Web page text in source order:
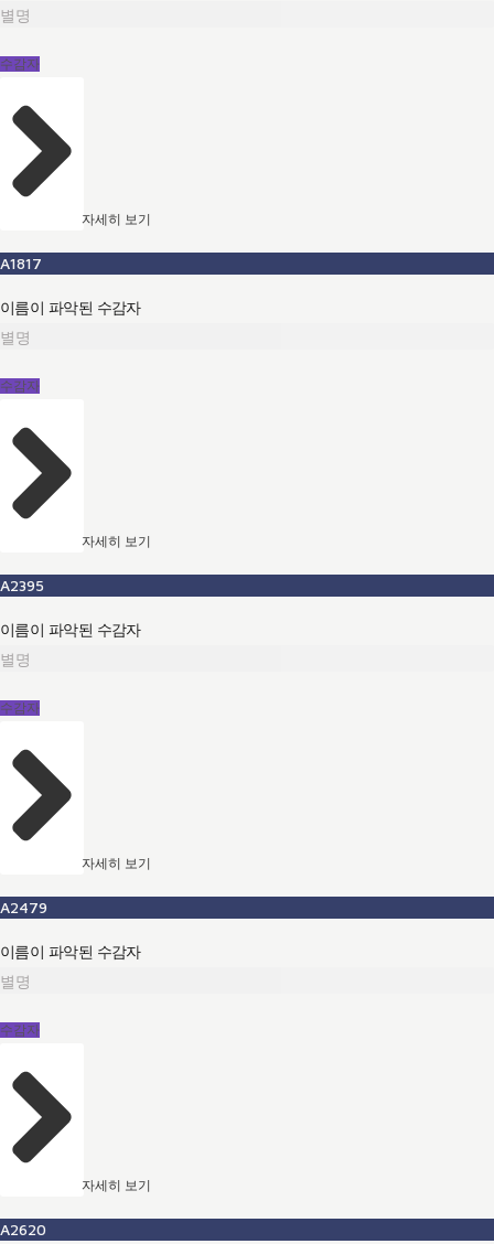
별명
수감자
자세히 보기
A1817
이름이 파악된 수감자
별명
수감자
자세히 보기
A2395
이름이 파악된 수감자
별명
수감자
자세히 보기
A2479
이름이 파악된 수감자
별명
수감자
자세히 보기
A2620